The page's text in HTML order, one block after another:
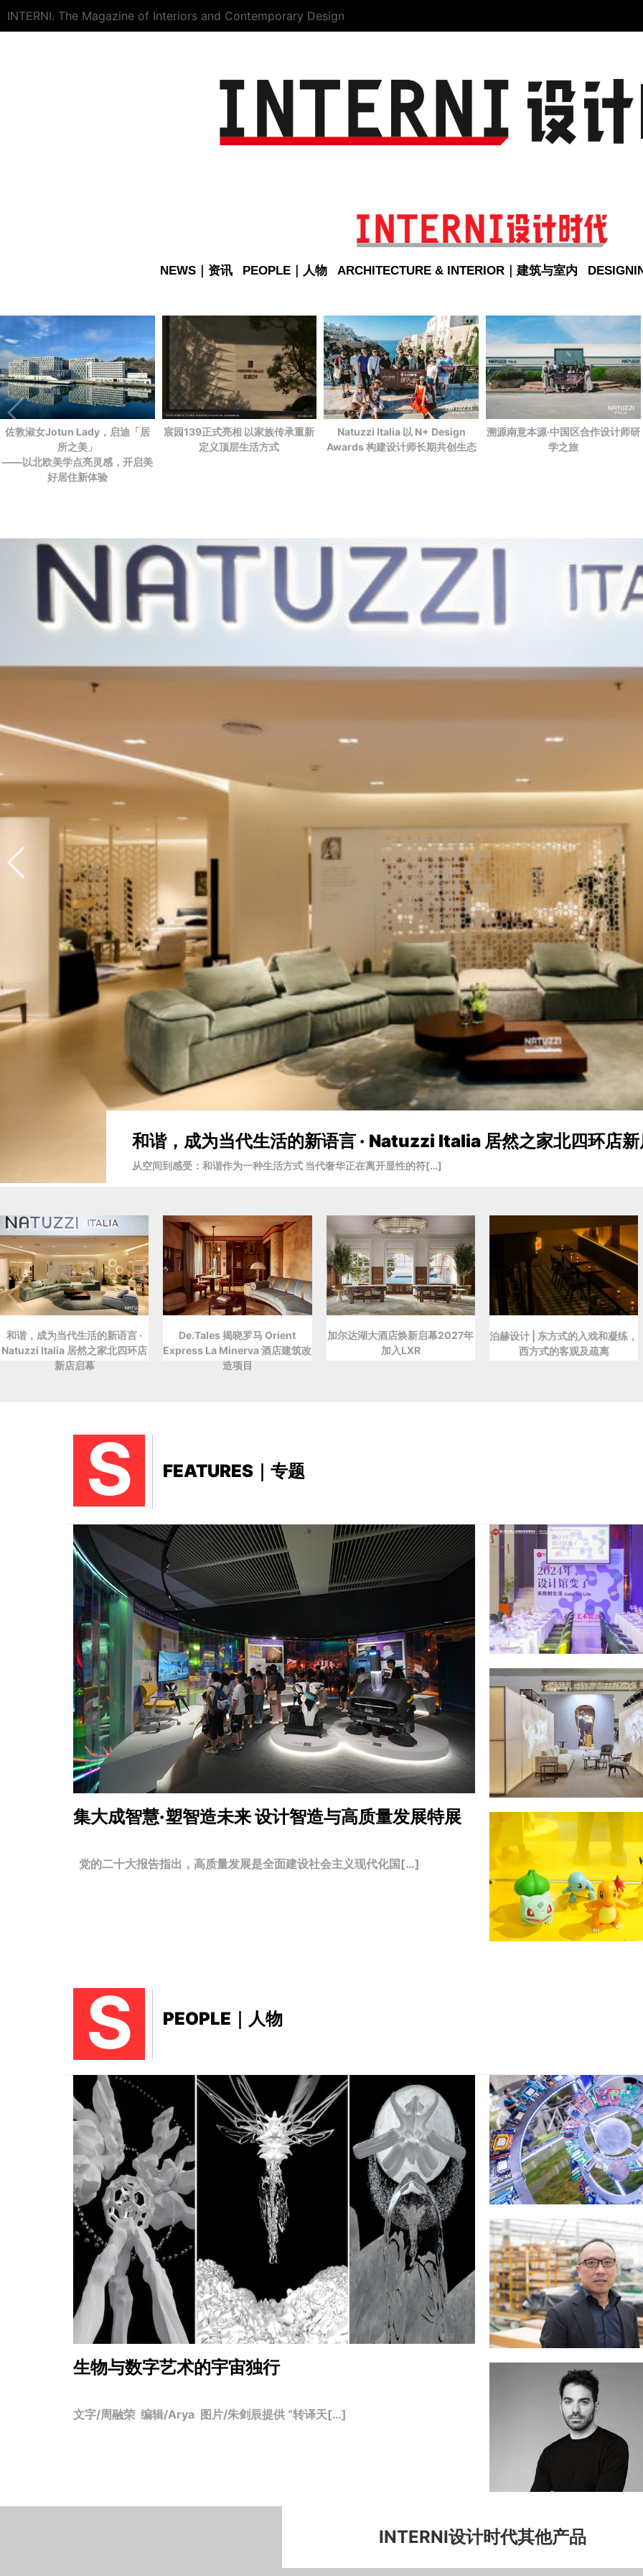
INTERNI. The Magazine of Interiors and Contemporary Design
NEWS｜资讯 PEOPLE｜人物 ARCHITECTURE & INTERIOR｜建筑与室内
佐敦淑女Jotun Lady，启迪「居
所之美」
——以北欧美学点亮灵感，开启美
好居住新体验
宸园139正式亮相 以家族传承重新
定义顶层生活方式
Natuzzi Italia 以 N+ Design
Awards 构建设计师长期共创生态
溯源南意本源·中国区合作设计师研
学之旅
和谐，成为当代生活的新语言 · Natuzzi Italia 居然之家北四环店
从空间到感受：和谐作为一种生活方式 当代奢华正在离开显性的符[…]
和谐，成为当代生活的新语言 ·
Natuzzi Italia 居然之家北四环店
新店启幕
De.Tales 揭晓罗马 Orient
Express La Minerva 酒店建筑改
造项目
加尔达湖大酒店焕新启幕2027年
加入LXR
泊赫设计 | 东方式的入戏和凝练，
西方式的客观及疏离
S FEATURES｜专题
集大成智慧·塑智造未来设计智造与高质量发展特展
党的二十大报告指出，高质量发展是全面建设社会主义现代化国[…]
S PEOPLE｜人物
生物与数字艺术的宇宙独行
文字/周融荣 编辑/Arya 图片/朱剑辰提供 “转译天[…]
INTERNI设计时代其他产品